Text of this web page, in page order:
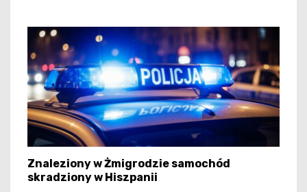
Znaleziony w Żmigrodzie samochód
skradziony w Hiszpanii